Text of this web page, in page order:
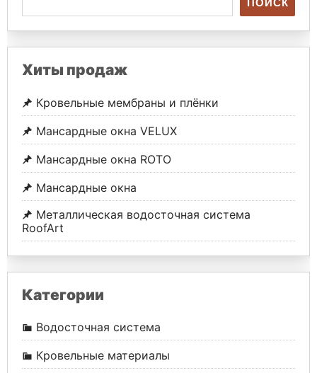
Хиты продаж
Кровельные мембраны и плёнки
Мансардные окна VELUX
Мансардные окна ROTO
Мансардные окна
Металлическая водосточная система
RoofArt
Категории
Водосточная система
Кровельные материалы